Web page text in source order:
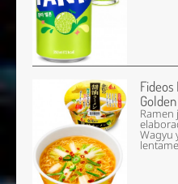
Fideos
Ramen
Wagyu